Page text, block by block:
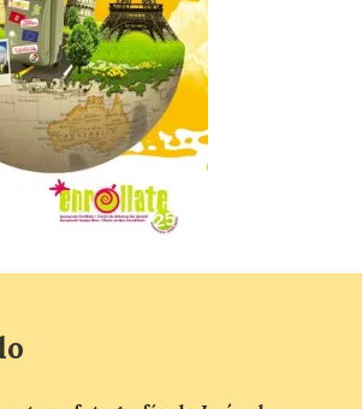
trata de un visor web
permite conocer la
exacta del Sol y
localizar el lugar ideal
observar el eclipse
agosto de 2026 sin
es una herramienta a
con La Vuelta